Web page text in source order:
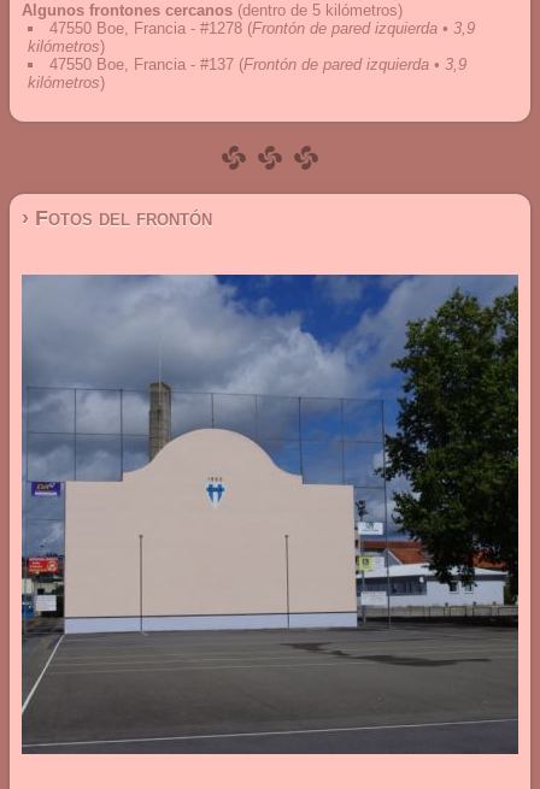
Algunos frontones cercanos (dentro de 5 kilómetros)
47550 Boe, Francia - #1278 (Frontón de pared izquierda • 3,9
kilómetros)
47550 Boe, Francia - #137 (Frontón de pared izquierda • 3,9
kilómetros)
› Fotos del frontón